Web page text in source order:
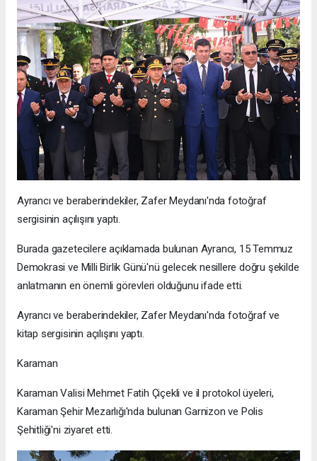
Ayrancı ve beraberindekiler, Zafer Meydanı'nda fotoğraf
sergisinin açılışını yaptı.
Burada gazetecilere açıklamada bulunan Ayrancı, 15 Temmuz
Demokrasi ve Milli Birlik Günü'nü gelecek nesillere doğru şekilde
anlatmanın en önemli görevleri olduğunu ifade etti.
Ayrancı ve beraberindekiler, Zafer Meydanı'nda fotoğraf ve
kitap sergisinin açılışını yaptı.
Karaman
Karaman Valisi Mehmet Fatih Çiçekli ve il protokol üyeleri,
Karaman Şehir Mezarlığı'nda bulunan Garnizon ve Polis
Şehitliği'ni ziyaret etti.